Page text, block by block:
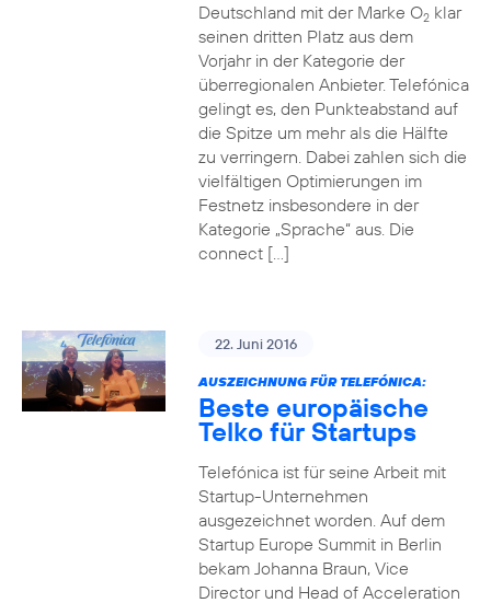
Deutschland mit der Marke O2klar
seinen dritten Platz aus dem
Vorjahr in der Kategorie der
überregionalen Anbieter. Telefónica
gelingt es, den Punkteabstand auf
die Spitze um mehr als die Hälfte
zu verringern. Dabei zahlen sich die
vielfältigen Optimierungen im
Festnetz insbesondere in der
Kategorie „Sprache“ aus. Die
connect […]
22. Juni 2016
AUSZEICHNUNG FÜR TELEFÓNICA:
Beste europäische
Telko für Startups
Telefónica ist für seine Arbeit mit
Startup-Unternehmen
ausgezeichnet worden. Auf dem
Startup Europe Summit in Berlin
bekam Johanna Braun, Vice
Director und Head of Acceleration